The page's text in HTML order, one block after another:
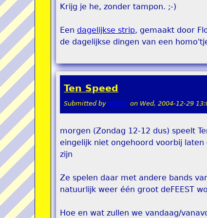
Krijg je he, zonder tampon. ;-)
Een dagelijkse strip, gemaakt door
de dagelijkse dingen van een
Ten Speed
Submitted by admin on Wed, 2004-12-29
morgen (Zondag 12-12 dus) speelt
eingelijk niet ongehoord voorbij
zijn
Ze spelen daar met andere bands
natuurlijk weer één groot deFEEST
Hoe en wat zullen we vandaag/